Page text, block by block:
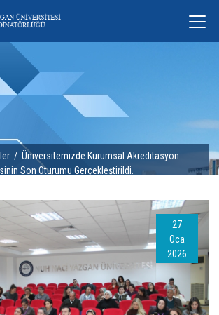
/ Üniversitemizde Kurumsal Akreditasyon
Son Oturumu Gerçekleştirildi.
27
Oca
2026